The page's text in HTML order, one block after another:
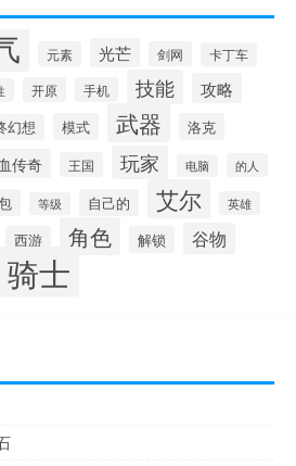
元素 光芒 剑网 卡丁车
开原 手机 技能 攻略
幻想 模式 武器 洛克
传奇 王国 玩家 电脑 的人
等级 自己的 艾尔 英雄
西游 角色 解锁 谷物
骑士